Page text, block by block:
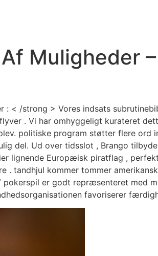
Muligheder
: < /strong > Vores indsats
. Vi har omhyggeligt kurateret
politiske program støtter flere ord
del. Ud over tidsslot , Brango
lignende Europæisk piratflag ,
. tandhjul kommer tommer
er godt repræsenteret med
favoriserer